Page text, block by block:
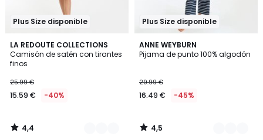
Plus Size disponible
LA REDOUTE COLLECTIONS
Camisón de satén con tirantes
finos
25.99 €
15.59 € -40%
4,4
/ 5
2
Colores
4,4
/
Plus Size disponible
ANNE WEYBURN
Pijama de punto 100% algodón
29.99 €
16.49 € -45%
4,5
/ 5
3
Colores
4,5
/